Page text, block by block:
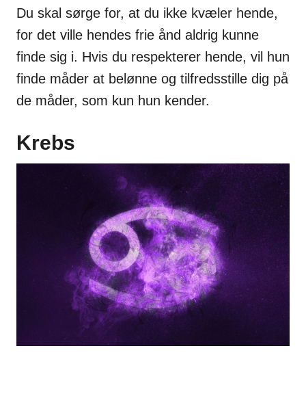
Du skal sørge for, at du ikke kvæler hende,
for det ville hendes frie ånd aldrig kunne
finde sig i. Hvis du respekterer hende, vil hun
finde måder at belønne og tilfredsstille dig på
de måder, som kun hun kender.
Krebs